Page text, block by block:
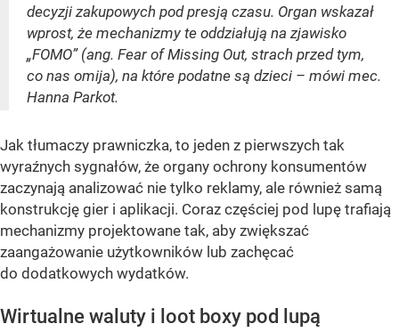
decyzji zakupowych pod presją czasu. Organ wskazał
wprost, że mechanizmy te oddziałują na zjawisko
„FOMO” (ang. Fear of Missing Out, strach przed tym,
co nas omija), na które podatne są dzieci – mówi mec.
Hanna Parkot.
Jak tłumaczy prawniczka, to jeden z pierwszych tak
wyraźnych sygnałów, że organy ochrony konsumentów
zaczynają analizować nie tylko reklamy, ale również samą
konstrukcję gier i aplikacji. Coraz częściej pod lupę trafiają
mechanizmy projektowane tak, aby zwiększać
zaangażowanie użytkowników lub zachęcać
do dodatkowych wydatków.
Wirtualne waluty i loot boxy pod lupą